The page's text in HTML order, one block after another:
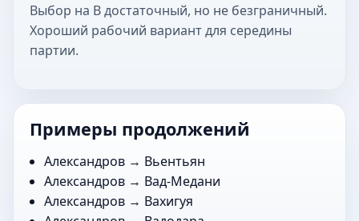
Выбор на В достаточный, но не безграничный.
Хороший рабочий вариант для середины
партии.
Примеры продолжений
Александров → Вьентьян
Александров → Вад-Медани
Александров → Вахигуя